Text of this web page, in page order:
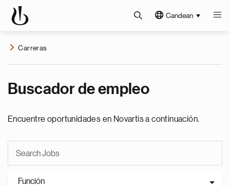
Candean
Carreras
Buscador de empleo
Encuentre oportunidades en Novartis a continuación.
Función